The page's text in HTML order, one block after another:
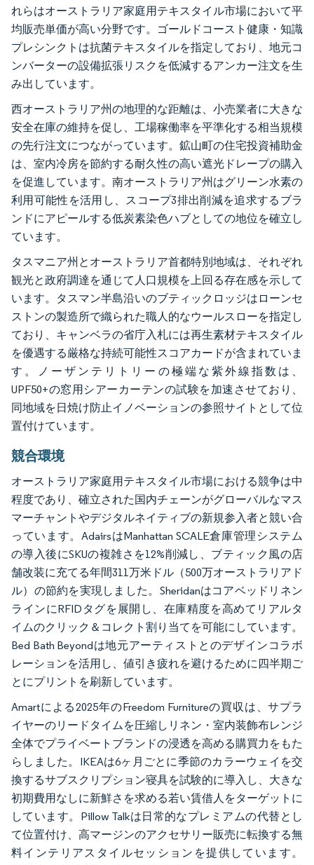
れらはオーストラリア家庭用テキスタイル市場において平
均販売単価が高い分野です。ゴールドコースト健康・知識
プレシンクトは抗菌テキスタイルを指定しており、地元コ
ンバーターの設備拡張リスクを低減するアンカー注文を生
み出しています。
西オーストラリア州の地理的な距離は、小売業者に大きな
安全在庫の維持を促し、工場稼働率を平準化する相当規模
の先行注文につながっています。鉱山町の住宅投資補助金
は、室内冷房を節約する耐久性の高い遮光ドレープの購入
を促進しています。南オーストラリア州はグリーン水素の
利用可能性を活用し、スコープ3排出削減を追求するブラ
ンドにアピールする低炭素染色ハブとしての地位を確立し
ています。
タスマニア州とオーストラリア首都特別地域は、それぞれ
観光と政府調達を通じて人口規模を上回る存在感を示して
います。タスマン半島沿いのブティックロッジはローンセ
ストンの製造所で織られた職人的なウールスローを指定し
ており、キャンベラの省庁入札には再生素材テキスタイル
を優遇する厳格な持続可能性スコアカードが含まれていま
す。ノーザンテリトリーの極端な紫外線指数は、
UPF50+の窓用シアーカーテンの試験を加速させており、
同地域を日焼け防止イノベーションの参照サイトとして位
置付けています。
競合環境
オーストラリア家庭用テキスタイル市場における競争は中
程度であり、確立された国内チェーンがグローバルなマス
マーチャントやデジタルネイティブの新規参入者と競い合
っています。AdairsはManhattan SCALE倉庫管理システム
の導入後にSKUの複雑さを12%削減し、ブティック風の店
舗改装に充てる年間311万米ドル（500万オーストラリアド
ル）の節約を実現しました。Sheridanはコアベッドリネン
ラインにRFIDタグを展開し、在庫精度を高めてリアルタ
イムのクリック＆コレクト割り当てを可能にしています。
Bed Bath Beyondは地元アーティストとのデザインコラボ
レーションを活用し、値引き疲れを避けるために四半期ご
とにプリントを刷新しています。
Amartによる2025年のFreedom Furnitureの買収は、サプラ
イヤーのリードタイムを圧縮しリネン・室内装飾布レンジ
全体でプライベートブランドの浸透を高める購買力をもた
らしました。IKEAは6ヶ月ごとに季節のカラーウェイを交
換するサブスクリプション寝具を試験的に導入し、大きな
初期費用なしに新鮮さを求める若い賃借人をターゲットに
しています。Pillow Talkは日常的なプレミアムの代替とし
て位置付け、高マージンのアクセサリー販売に転換する無
料インテリアスタイルセッションを提供しています。